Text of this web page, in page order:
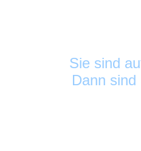
Sie sind
Dann